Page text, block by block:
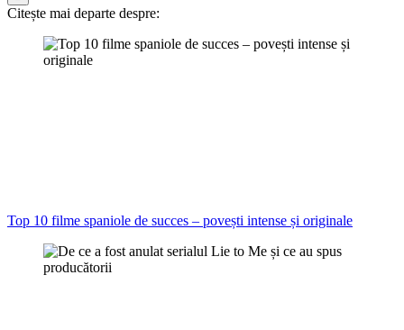
Citește mai departe despre:
Top 10 filme spaniole de succes – povești intense și originale